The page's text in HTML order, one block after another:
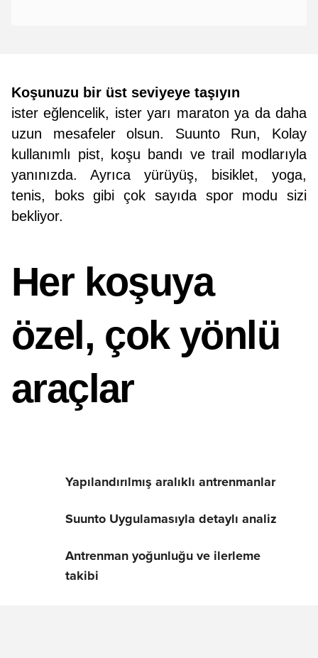
Koşunuzu bir üst seviyeye taşıyın
ister eğlencelik, ister yarı maraton ya da daha
uzun mesafeler olsun. Suunto Run, Kolay
kullanımlı pist, koşu bandı ve trail modlarıyla
yanınızda. Ayrıca yürüyüş, bisiklet, yoga,
tenis, boks gibi çok sayıda spor modu sizi
bekliyor.
Her koşuya
özel, çok yönlü
araçlar
Yapılandırılmış aralıklı antrenmanlar
Suunto Uygulamasıyla detaylı analiz
Antrenman yoğunluğu ve ilerleme
takibi